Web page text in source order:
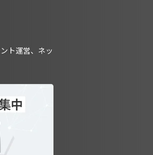
ト運営、ネッ